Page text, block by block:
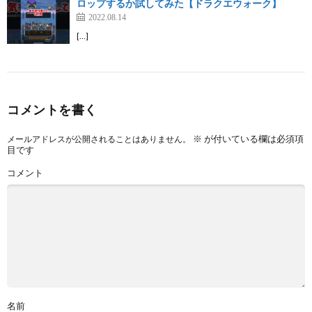
ロップするか試してみた【ドラクエウォーク】
2022.08.14
[…]
コメントを書く
メールアドレスが公開されることはありません。 ※ が付いている欄は必須項
目です
コメント
名前